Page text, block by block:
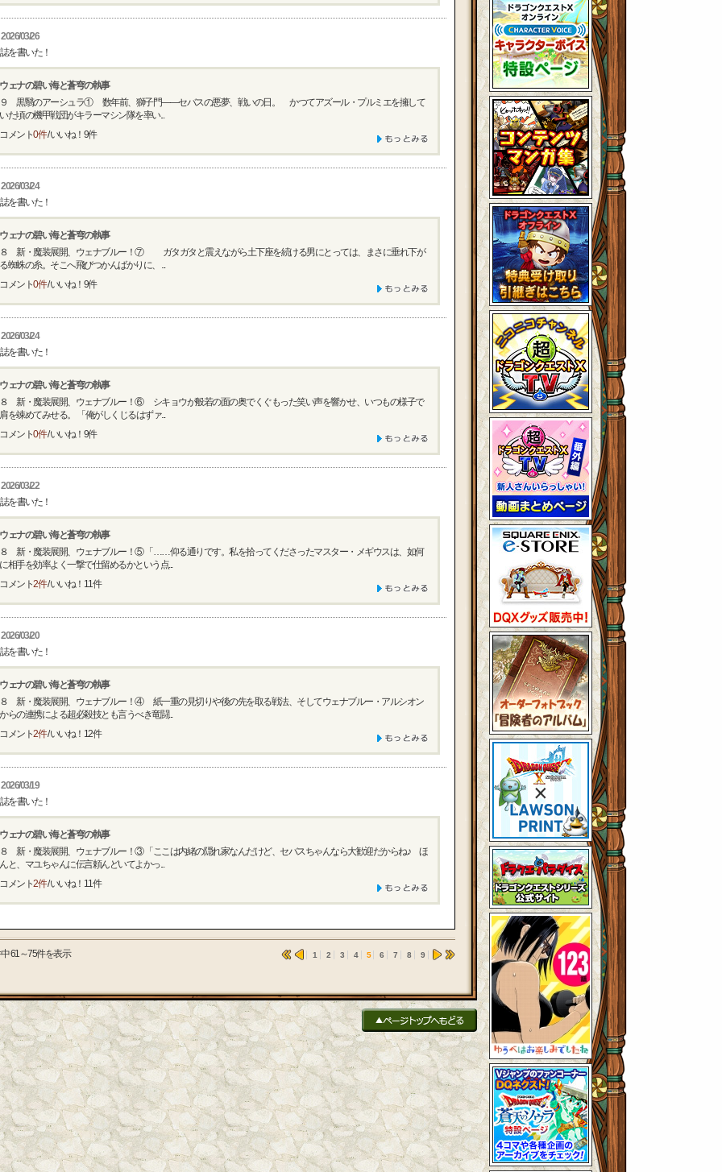
2026/03/26
を書いた！
ウェナの碧い海と蒼穹の執事
９ 黒翳のアーシュラ① 数年前、獅子門――セバスの悪夢、戦いの日。 かつてアズール・プルミエを擁して
いた頃の機甲戦団がキラーマシン隊を率い...
コメント0件/ いいね！ 9件
2026/03/24
を書いた！
ウェナの碧い海と蒼穹の執事
８ 新・魔装展開、ウェナブルー！⑦ ガタガタと震えながら土下座を続ける男にとっては、まさに垂れ下が
る蜘蛛の糸。そこへ飛びつかんばかりに、 ...
コメント0件/ いいね！ 9件
2026/03/24
を書いた！
ウェナの碧い海と蒼穹の執事
８ 新・魔装展開、ウェナブルー！⑥ シキョウが般若の面の奥でくぐもった笑い声を響かせ、いつもの様子で
肩を竦めてみせる。 「俺がしくじるはずァ...
コメント0件/ いいね！ 9件
2026/03/22
を書いた！
ウェナの碧い海と蒼穹の執事
８ 新・魔装展開、ウェナブルー！⑤ 「……仰る通りです。私を拾ってくださったマスター・メギウスは、如何
に相手を効率よく一撃で仕留めるかという点...
コメント2件/ いいね！ 11件
2026/03/20
を書いた！
ウェナの碧い海と蒼穹の執事
８ 新・魔装展開、ウェナブルー！④ 紙一重の見切りや後の先を取る戦法、そしてウェナブルー・アルシオン
からの連携による超必殺技とも言うべき竜闘...
コメント2件/ いいね！ 12件
2026/03/19
を書いた！
ウェナの碧い海と蒼穹の執事
８ 新・魔装展開、ウェナブルー！③ 「ここは内緒の隠れ家なんだけど、セバスちゃんなら大歓迎だからね♪ ほ
んと、マユちゃんに伝言頼んどいてよかっ...
コメント2件/ いいね！ 11件
1 2 3 4 5 6 7 8 9
61～75件を表示